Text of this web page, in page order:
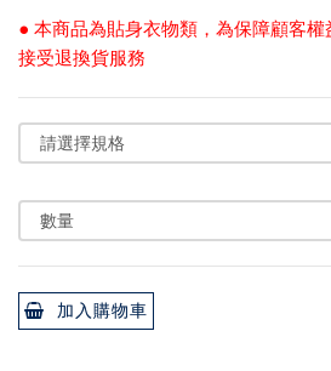
● 本商品為貼身衣物類，為保障顧客
接受退換貨服務
加入購物車